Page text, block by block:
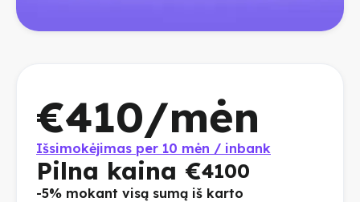
€410/mėn
Išsimokėjimas per 10 mėn / inbank
Pilna kaina €4100
-5% mokant visą sumą iš karto